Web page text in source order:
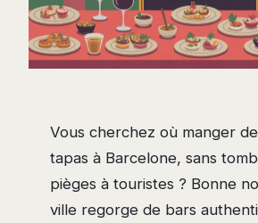
Vous cherchez où manger
tapas à Barcelone, sans
pièges à touristes ? Bonne
ville regorge de bars